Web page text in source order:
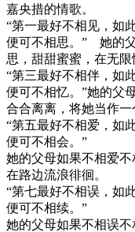
嘉央措的情歌。
“第一最好不相见，如
便可不相思。” 她的
思，甜甜蜜蜜，在无限
“第三最好不相伴，如
便可不相忆。”她的父
合合离离，将她当作一
“第五最好不相爱，如
便可不相会。”
她的父母如果不相爱
在路边流浪徘徊。
“第七最好不相误，如
便可不相续。”
她的父母如果不相误